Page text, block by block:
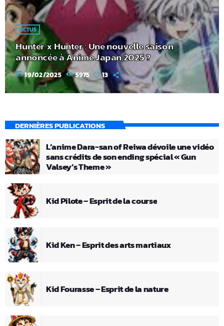
ACTUS
Hunter x Hunter : Une nouvelle saison
annoncée à Anime Japan 2025 ?
today 19/02/2025 5975 13
DERNIÈRES PUBLICATIONS
L’anime Dara-san of Reiwa dévoile une vidéo
sans crédits de son ending spécial « Gun
Valsey’s Theme »
Kid Pilote – Esprit de la course
Kid Ken – Esprit des arts martiaux
Kid Fourasse – Esprit de la nature